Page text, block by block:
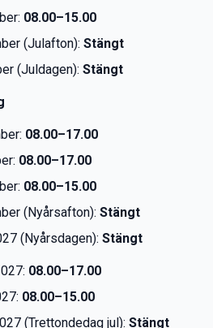
08.00–15.00
(Julafton): Stängt
(Juldagen): Stängt
08.00–17.00
08.00–17.00
08.00–15.00
(Nyårsafton): Stängt
(Nyårsdagen): Stängt
08.00–17.00
08.00–15.00
(Trettondedag jul): Stängt